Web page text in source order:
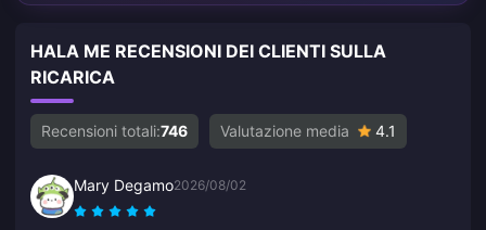
HALA ME RECENSIONI DEI CLIENTI SULLA
RICARICA
Recensioni totali:746 Valutazione media 4.1
Mary Degamo2026/08/02